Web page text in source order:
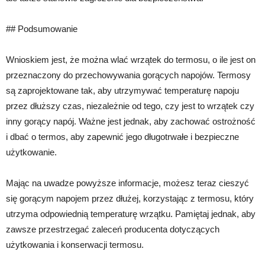
## Podsumowanie
Wnioskiem jest, że można wlać wrzątek do termosu, o ile jest on
przeznaczony do przechowywania gorących napojów. Termosy
są zaprojektowane tak, aby utrzymywać temperaturę napoju
przez dłuższy czas, niezależnie od tego, czy jest to wrzątek czy
inny gorący napój. Ważne jest jednak, aby zachować ostrożność
i dbać o termos, aby zapewnić jego długotrwałe i bezpieczne
użytkowanie.
Mając na uwadze powyższe informacje, możesz teraz cieszyć
się gorącym napojem przez dłużej, korzystając z termosu, który
utrzyma odpowiednią temperaturę wrzątku. Pamiętaj jednak, aby
zawsze przestrzegać zaleceń producenta dotyczących
użytkowania i konserwacji termosu.